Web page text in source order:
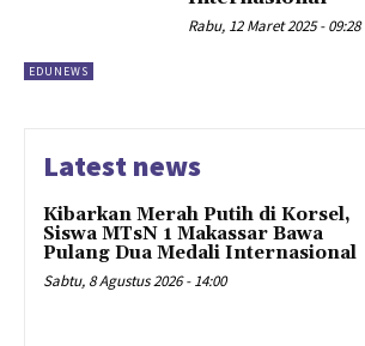
EDUNEWS
Rabu, 12 Maret 2025 - 09:28
Latest news
Kibarkan Merah Putih di Korsel,
Siswa MTsN 1 Makassar Bawa
Pulang Dua Medali Internasional
Sabtu, 8 Agustus 2026 - 14:00